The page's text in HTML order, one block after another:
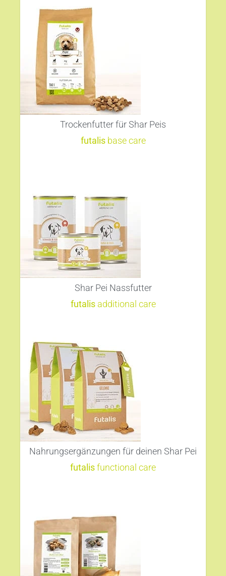
Trockenfutter für Shar Peis
futalisbase care
Shar Pei Nassfutter
futalisadditional care
Nahrungsergänzungen für deinen Shar Pei
futalisfunctional care